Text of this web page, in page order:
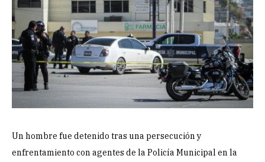
Un hombre fue detenido tras una persecución y
enfrentamiento con agentes de la Policía Municipal en la